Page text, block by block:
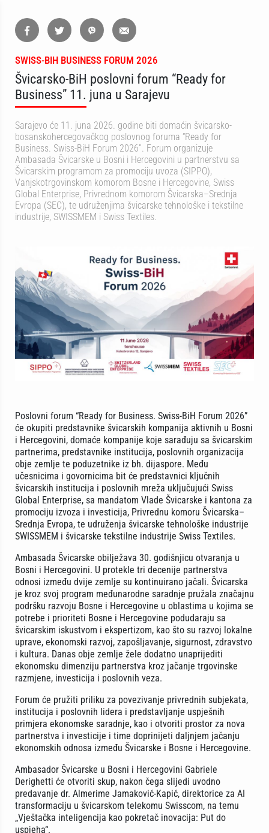
SWISS-BIH BUSINESS FORUM 2026
Švicarsko-BiH poslovni forum “Ready for
Business” 11. juna u Sarajevu
Sarajevo će 11. juna 2026. godine biti domaćin švicarsko-
bosanskohercegovačkog poslovnog foruma “Ready for
Business. Swiss-BiH Forum 2026”. Forum organizuje
Ambasada Švicarske u Bosni i Hercegovini u partnerstvu sa
Švicarskim programom za promociju uvoza (SIPPO),
Vanjskotrgovinskom komorom Bosne i Hercegovine, Swiss
Global Enterprise, Privrednom komorom Švicarska–Srednja
Evropa (SEC), te udruženjima švicarske tehnološke i tekstilne
industrije, SWISSMEM i Swiss Textiles.
Poslovni forum “Ready for Business. Swiss-BiH Forum 2026”
će okupiti predstavnike švicarskih kompanija aktivnih u Bosni
i Hercegovini, domaće kompanije koje sarađuju sa švicarskim
partnerima, predstavnike institucija, poslovnih organizacija
obje zemlje te poduzetnike iz bh. dijaspore. Među
učesnicima i govornicima bit će predstavnici ključnih
švicarskih institucija i poslovnih mreža uključujući Swiss
Global Enterprise, sa mandatom Vlade Švicarske i kantona za
promociju izvoza i investicija, Privrednu komoru Švicarska–
Srednja Evropa, te udruženja švicarske tehnološke industrije
SWISSMEM i švicarske tekstilne industrije Swiss Textiles.
Ambasada Švicarske obilježava 30. godišnjicu otvaranja u
Bosni i Hercegovini. U protekle tri decenije partnerstva
odnosi između dvije zemlje su kontinuirano jačali. Švicarska
je kroz svoj program međunarodne saradnje pružala značajnu
podršku razvoju Bosne i Hercegovine u oblastima u kojima se
potrebe i prioriteti Bosne i Hercegovine podudaraju sa
švicarskim iskustvom i ekspertizom, kao što su razvoj lokalne
uprave, ekonomski razvoj, zapošljavanje, sigurnost, zdravstvo
i kultura. Danas obje zemlje žele dodatno unaprijediti
ekonomsku dimenziju partnerstva kroz jačanje trgovinske
razmjene, investicija i poslovnih veza.
Forum će pružiti priliku za povezivanje privrednih subjekata,
institucija i poslovnih lidera i predstavljanje uspješnih
primjera ekonomske saradnje, kao i otvoriti prostor za nova
partnerstva i investicije i time doprinijeti daljnjem jačanju
ekonomskih odnosa između Švicarske i Bosne i Hercegovine.
Ambasador Švicarske u Bosni i Hercegovini Gabriele
Derighetti će otvoriti skup, nakon čega slijedi uvodno
predavanje dr. Almerime Jamaković-Kapić, direktorice za AI
transformaciju u švicarskom telekomu Swisscom, na temu
„Vještačka inteligencija kao pokretač inovacija: Put do
uspjeha“.